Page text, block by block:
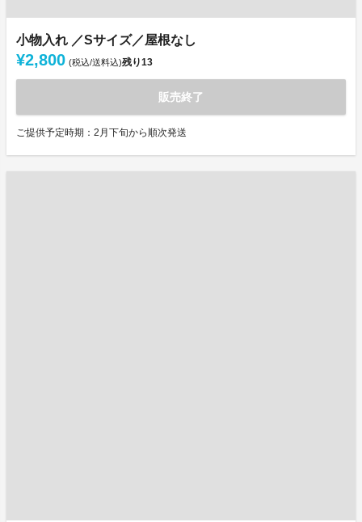
小物入れ ／Sサイズ／屋根なし
¥2,800 (税込/送料込)残り13
販売終了
ご提供予定時期：2月下旬から順次発送